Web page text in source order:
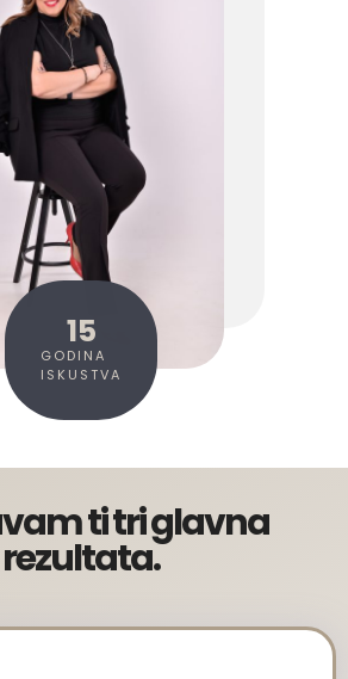
GODINA
ISKUSTVA
15
ti tri glavna
rezultata.